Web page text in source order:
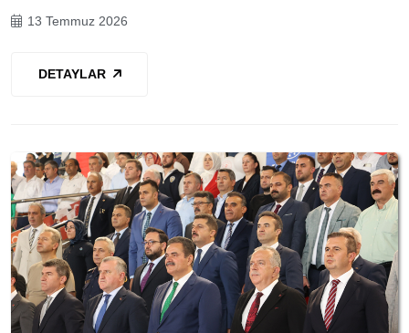
13 Temmuz 2026
DETAYLAR